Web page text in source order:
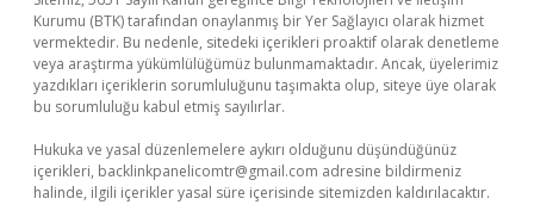
Kurumu (BTK) tarafından onaylanmış bir Yer Sağlayıcı olarak hizmet
vermektedir. Bu nedenle, sitedeki içerikleri proaktif olarak denetleme
veya araştırma yükümlülüğümüz bulunmamaktadır. Ancak, üyelerimiz
yazdıkları içeriklerin sorumluluğunu taşımakta olup, siteye üye olarak
bu sorumluluğu kabul etmiş sayılırlar.
Hukuka ve yasal düzenlemelere aykırı olduğunu düşündüğünüz
içerikleri, backlinkpanelicomtr@gmail.com adresine bildirmeniz
halinde, ilgili içerikler yasal süre içerisinde sitemizden kaldırılacaktır.